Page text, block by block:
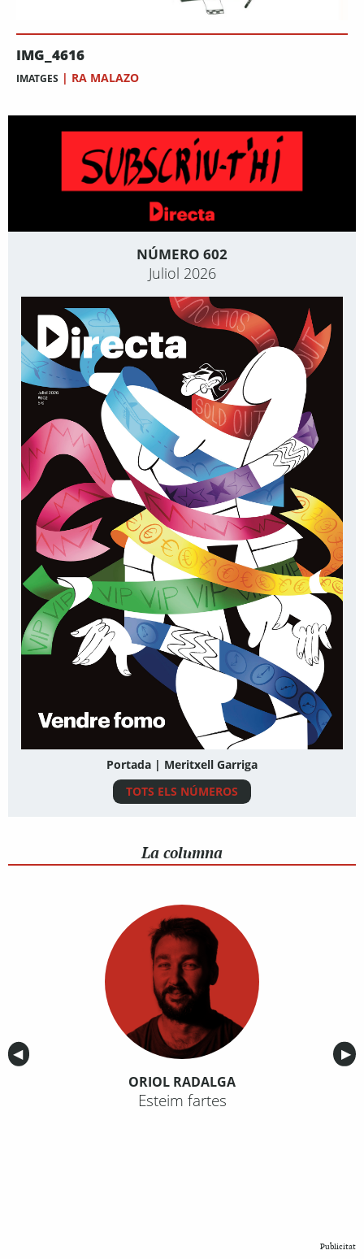
IMG_4616
IMATGES | RA MALAZO
NÚMERO 602
Juliol 2026
Portada | Meritxell Garriga
TOTS ELS NÚMEROS
La columna
Anterior
◀︎ ▶︎
ORIOL RADALGA
Esteim fartes
Publicitat